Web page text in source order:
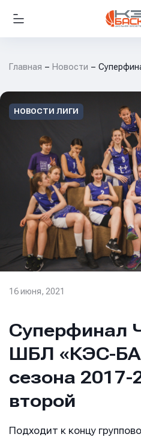
Главная Новости
НОВОСТИ ЛИГИ
16 июня, 2021
Суперфинал
ШБЛ «КЭС-
сезона 2017-
второй
Подходит к концу